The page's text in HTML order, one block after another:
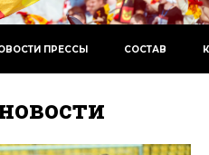
ПРЕССЫ СОСТАВ